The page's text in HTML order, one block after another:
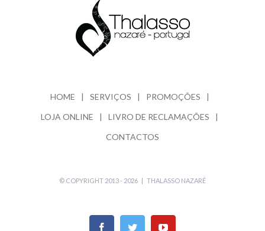
HOME SERVIÇOS
PROMOÇÕES
LOJA ONLINE
LIVRO DE RECLAMAÇÕES
CONTACTOS
© COPYRIGHT 2013 - 2026 | THALASSO NAZARÉ